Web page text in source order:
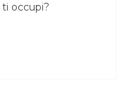
occupi?